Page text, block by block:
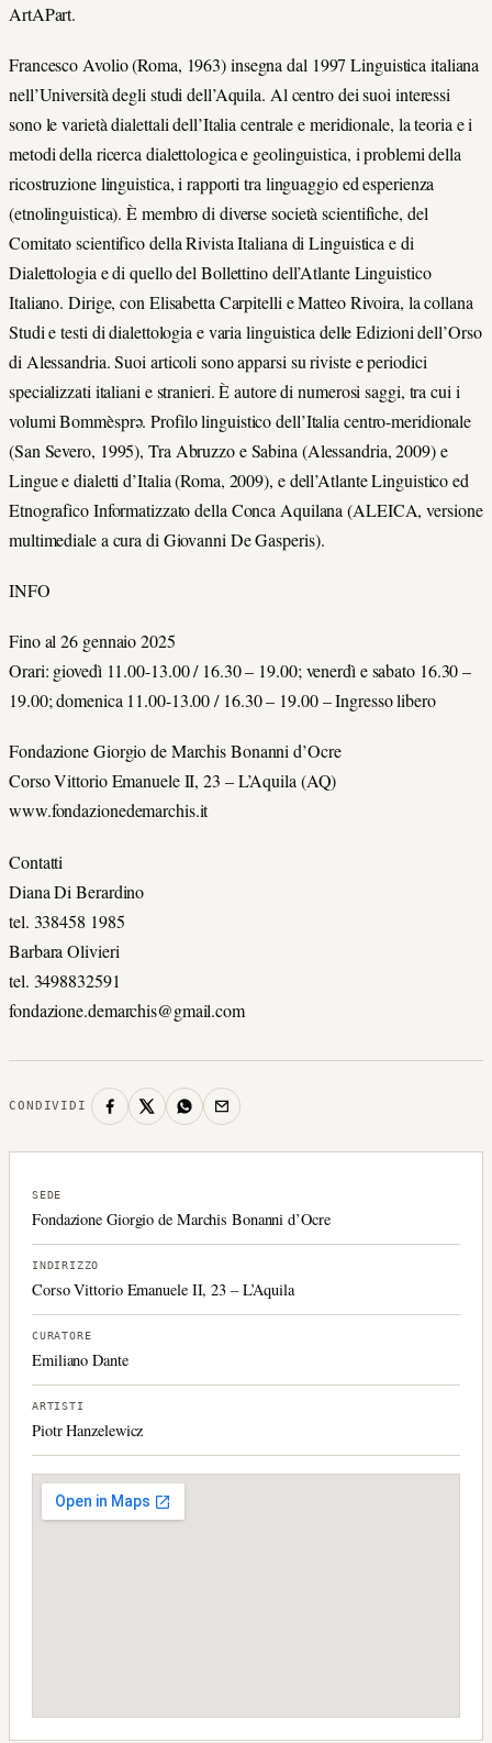
ArtAPart.
Francesco Avolio (Roma, 1963) insegna dal 1997 Linguistica italiana
nell’Università degli studi dell’Aquila. Al centro dei suoi interessi
sono le varietà dialettali dell’Italia centrale e meridionale, la teoria e i
metodi della ricerca dialettologica e geolinguistica, i problemi della
ricostruzione linguistica, i rapporti tra linguaggio ed esperienza
(etnolinguistica). È membro di diverse società scientifiche, del
Comitato scientifico della Rivista Italiana di Linguistica e di
Dialettologia e di quello del Bollettino dell’Atlante Linguistico
Italiano. Dirige, con Elisabetta Carpitelli e Matteo Rivoira, la collana
Studi e testi di dialettologia e varia linguistica delle Edizioni dell’Orso
di Alessandria. Suoi articoli sono apparsi su riviste e periodici
specializzati italiani e stranieri. È autore di numerosi saggi, tra cui i
volumi Bommèsprə. Profilo linguistico dell’Italia centro-meridionale
(San Severo, 1995), Tra Abruzzo e Sabina (Alessandria, 2009) e
Lingue e dialetti d’Italia (Roma, 2009), e dell’Atlante Linguistico ed
Etnografico Informatizzato della Conca Aquilana (ALEICA, versione
multimediale a cura di Giovanni De Gasperis).
INFO
Fino al 26 gennaio 2025
Orari: giovedì 11.00-13.00 / 16.30 – 19.00; venerdì e sabato 16.30 –
19.00; domenica 11.00-13.00 / 16.30 – 19.00 – Ingresso libero
Fondazione Giorgio de Marchis Bonanni d’Ocre
Corso Vittorio Emanuele II, 23 – L’Aquila (AQ)
www.fondazionedemarchis.it
Contatti
Diana Di Berardino
tel. 338458 1985
Barbara Olivieri
tel. 3498832591
fondazione.demarchis@gmail.com
CONDIVIDI
SEDE
Fondazione Giorgio de Marchis Bonanni d’Ocre
INDIRIZZO
Corso Vittorio Emanuele II, 23 – L’Aquila
CURATORE
Emiliano Dante
ARTISTI
Piotr Hanzelewicz